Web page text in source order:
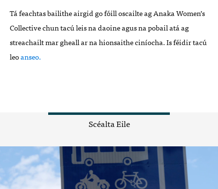
Tá feachtas bailithe airgid go fóill oscailte ag Anaka Women’s
Collective chun tacú leis na daoine agus na pobail atá ag
streachailt mar gheall ar na hionsaithe ciníocha. Is féidir tacú
leoanseo.
Scéalta Eile